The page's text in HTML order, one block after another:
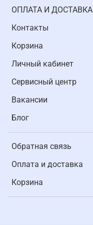
ОПЛАТА И ДОСТАВКА
Контакты
Корзина
Личный кабинет
Cервисный центр
Вакансии
Блог
Обратная связь
Оплата и доставка
Корзина